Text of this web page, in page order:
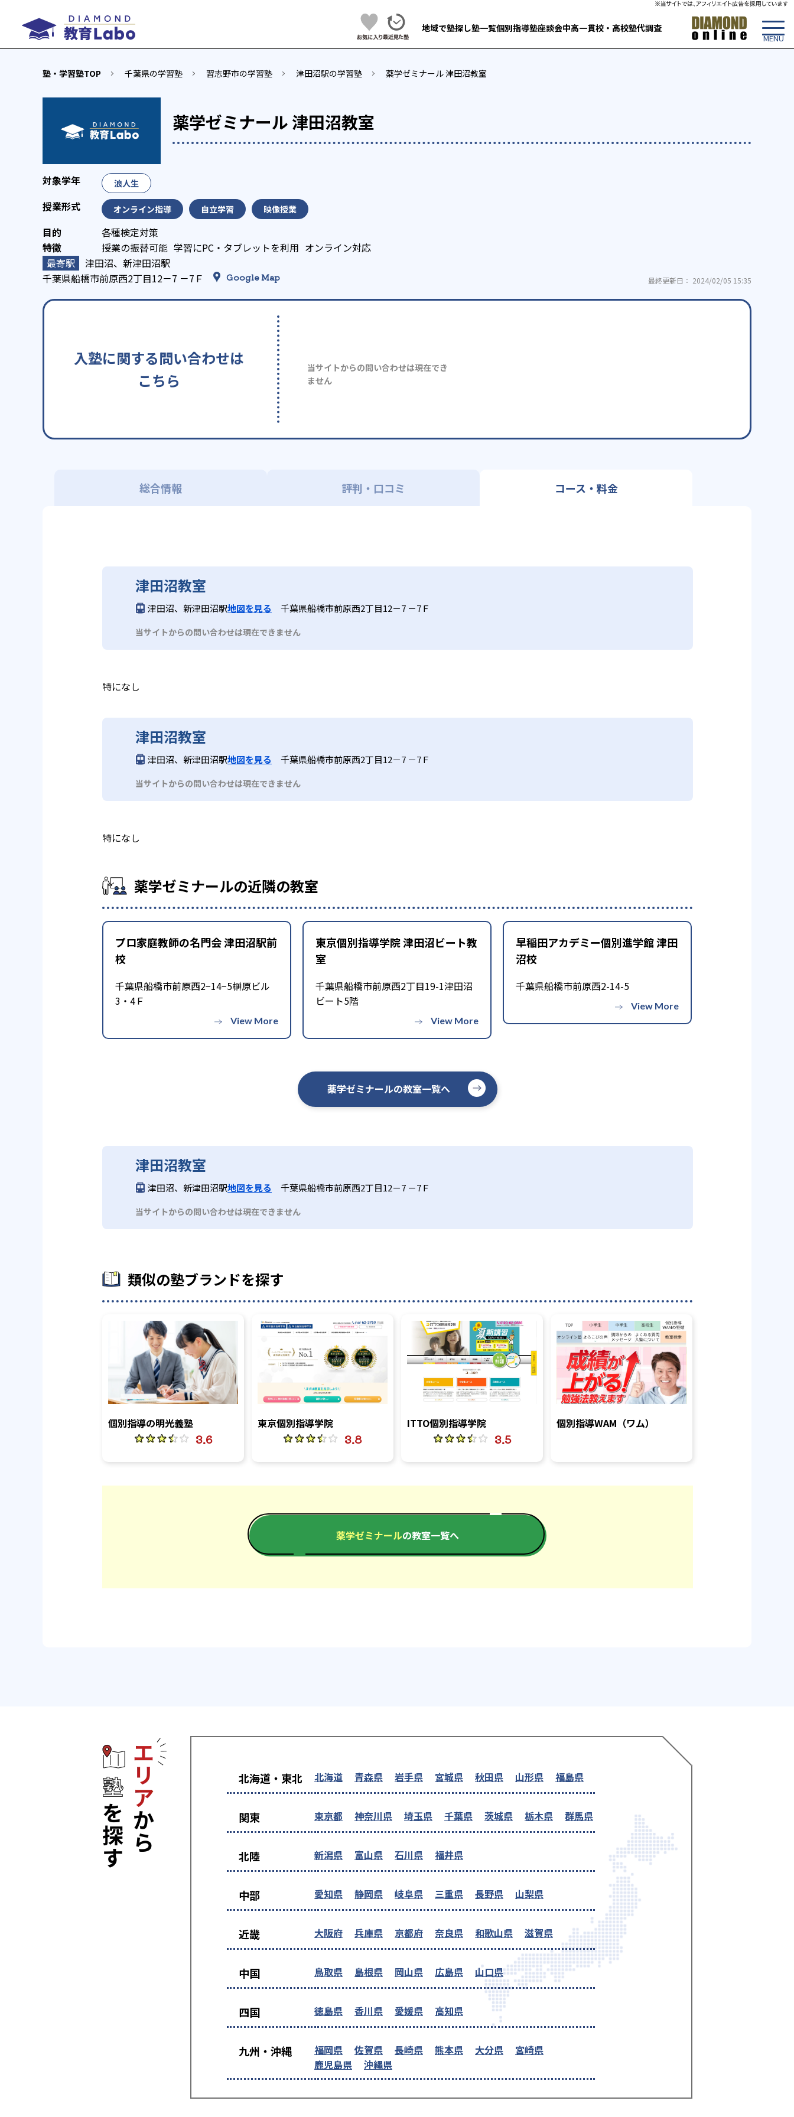
地域で塾探し塾一覧個別指導塾座談会中高一貫校・高校塾代調査
塾・学習塾TOP 千葉県の学習塾 習志野市の学習塾 津田沼駅の学習塾 薬学ゼミナール 津田沼教室
薬学ゼミナール 津田沼教室
浪人生
オンライン指導 自立学習 映像授業
各種検定対策
授業の振替可能 学習にPC・タブレットを利用 オンライン対応
津田沼、新津田沼駅
千葉県船橋市前原西2丁目12－7 －7Ｆ
Google Map 最終更新日： 2024/02/05 15:35
入塾に関する問い合わせは
こちら
当サイトからの問い合わせは現在でき
ません
総合情報 評判・口コミ コース・料金
津田沼教室
津田沼、新津田沼駅地図を見る 千葉県船橋市前原西2丁目12－7 －7Ｆ
当サイトからの問い合わせは現在できません
特になし
津田沼教室
津田沼、新津田沼駅地図を見る 千葉県船橋市前原西2丁目12－7 －7Ｆ
当サイトからの問い合わせは現在できません
特になし
薬学ゼミナールの近隣の教室
プロ家庭教師の名門会 津田沼駅前
校
千葉県船橋市前原西2−14−5榊原ビル
3・4Ｆ
東京個別指導学院 津田沼ビート教
室
千葉県船橋市前原西2丁目19-1津田沼
ビート5階
早稲田アカデミー個別進学館 津田
沼校
千葉県船橋市前原西2-14-5
薬学ゼミナールの教室一覧へ
津田沼教室
津田沼、新津田沼駅地図を見る 千葉県船橋市前原西2丁目12－7 －7Ｆ
当サイトからの問い合わせは現在できません
類似の塾ブランドを探す
個別指導の明光義塾
3.6
東京個別指導学院
3.8
ITTO個別指導学院
3.5
個別指導WAM（ワム）
薬学ゼミナールの教室一覧へ
北海道・東北 北海道 青森県 岩手県 宮城県 秋田県 山形県 福島県
関東 東京都 神奈川県 埼玉県 千葉県 茨城県 栃木県 群馬県
北陸 新潟県 富山県 石川県 福井県
中部 愛知県 静岡県 岐阜県 三重県 長野県 山梨県
近畿 大阪府 兵庫県 京都府 奈良県 和歌山県 滋賀県
中国 鳥取県 島根県 岡山県 広島県 山口県
四国 徳島県 香川県 愛媛県 高知県
九州・沖縄 福岡県 佐賀県 長崎県 熊本県 大分県
宮崎県
鹿児島県
沖縄県